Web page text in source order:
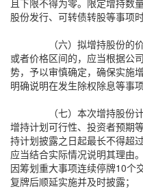
且下限不得为零。限定增持数
股份发行、可转债转股等事项
（六）拟增持股份的
或者价格区间的，应当根据公
势，予以审慎确定，确保实施
明确说明在发生除权除息等事
（七）本次增持股份
增持计划可行性、投资者预期
持计划披露之日起最长不得超
应当结合实际情况说明其理由
因筹划重大事项连续停牌10个
复牌后顺延实施并及时披露；